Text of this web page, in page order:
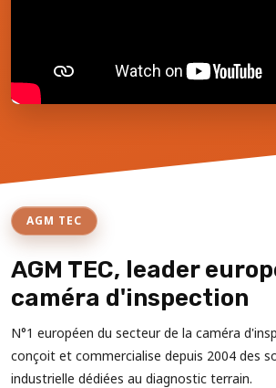
AGM TEC
AGM TEC, leader
caméra d'inspection
N°1 européen du secteur de la caméra
conçoit et commercialise depuis 2004 des
industrielle dédiées au diagnostic terrain.